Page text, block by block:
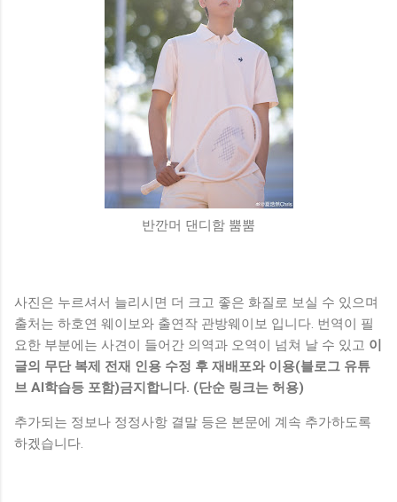
반깐머 댄디함 뿜뿜
사진은 누르셔서 늘리시면 더 크고 좋은 화질로 보실 수 있으며
출처는 하호연 웨이보와 출연작 관방웨이보 입니다. 번역이 필
요한 부분에는 사견이 들어간 의역과 오역이 넘쳐 날 수 있고 이
글의 무단 복제 전재 인용 수정 후 재배포와 이용(블로그 유튜
브 AI학습등 포함)금지합니다. (단순 링크는 허용)
추가되는 정보나 정정사항 결말 등은 본문에 계속 추가하도록
하겠습니다.